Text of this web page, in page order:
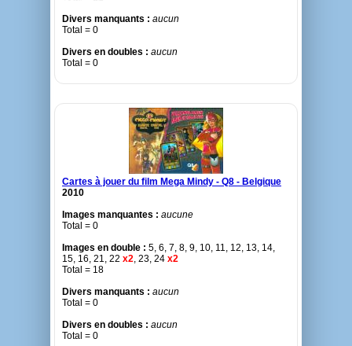
Divers manquants : aucun
Total = 0
Divers en doubles : aucun
Total = 0
Cartes à jouer du film Mega Mindy - Q8 - Belgique
2010
Images manquantes : aucune
Total = 0
Images en double : 5, 6, 7, 8, 9, 10, 11, 12, 13, 14,
15, 16, 21, 22 x2, 23, 24 x2
Total = 18
Divers manquants : aucun
Total = 0
Divers en doubles : aucun
Total = 0